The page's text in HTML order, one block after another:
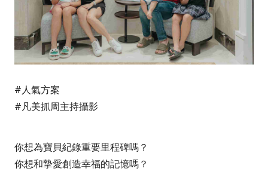
#人氣方案
#凡美抓周主持攝影
你想為寶貝紀錄重要里程碑嗎？
你想和摯愛創造幸福的記憶嗎？